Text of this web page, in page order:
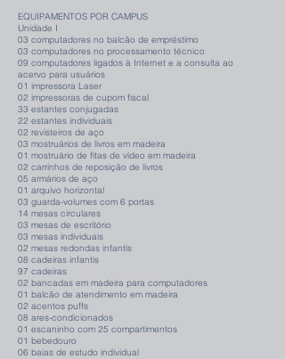
EQUIPAMENTOS POR CAMPUS
Unidade I
03 computadores no balcão de empréstimo
03 computadores no processamento técnico
09 computadores ligados à Internet e a consulta ao
acervo para usuários
01 impressora Laser
02 impressoras de cupom fiscal
33 estantes conjugadas
22 estantes individuais
02 revisteiros de aço
03 mostruários de livros em madeira
01 mostruário de fitas de vídeo em madeira
02 carrinhos de reposição de livros
05 armários de aço
01 arquivo horizontal
03 guarda-volumes com 6 portas
14 mesas circulares
03 mesas de escritório
03 mesas individuais
02 mesas redondas infantis
08 cadeiras infantis
97 cadeiras
02 bancadas em madeira para computadores
01 balcão de atendimento em madeira
02 acentos puffs
08 ares-condicionados
01 escaninho com 25 compartimentos
01 bebedouro
06 baias de estudo individual